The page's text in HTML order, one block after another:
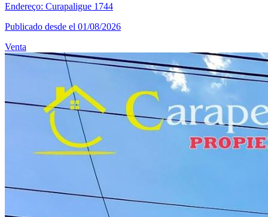
Endereço: Curapaligue 1744
Publicado desde el 01/08/2026
Venta